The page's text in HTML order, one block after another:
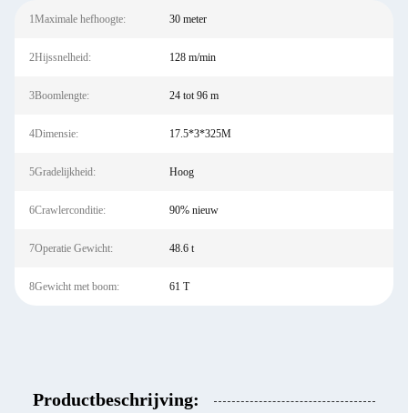
1Maximale hefhoogte: 30 meter
2Hijssnelheid: 128 m/min
3Boomlengte: 24 tot 96 m
4Dimensie: 17.5*3*325M
5Gradelijkheid: Hoog
6Crawlerconditie: 90% nieuw
7Operatie Gewicht: 48.6 t
8Gewicht met boom: 61 T
Productbeschrijving: